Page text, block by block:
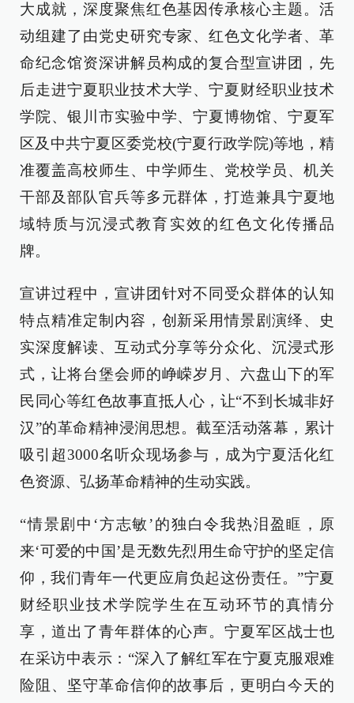
大成就，深度聚焦红色基因传承核心主题。活
动组建了由党史研究专家、红色文化学者、革
命纪念馆资深讲解员构成的复合型宣讲团，先
后走进宁夏职业技术大学、宁夏财经职业技术
学院、银川市实验中学、宁夏博物馆、宁夏军
区及中共宁夏区委党校(宁夏行政学院)等地，精
准覆盖高校师生、中学师生、党校学员、机关
干部及部队官兵等多元群体，打造兼具宁夏地
域特质与沉浸式教育实效的红色文化传播品
牌。
宣讲过程中，宣讲团针对不同受众群体的认知
特点精准定制内容，创新采用情景剧演绎、史
实深度解读、互动式分享等分众化、沉浸式形
式，让将台堡会师的峥嵘岁月、六盘山下的军
民同心等红色故事直抵人心，让“不到长城非好
汉”的革命精神浸润思想。截至活动落幕，累计
吸引超3000名听众现场参与，成为宁夏活化红
色资源、弘扬革命精神的生动实践。
“情景剧中‘方志敏’的独白令我热泪盈眶，原
来‘可爱的中国’是无数先烈用生命守护的坚定信
仰，我们青年一代更应肩负起这份责任。”宁夏
财经职业技术学院学生在互动环节的真情分
享，道出了青年群体的心声。宁夏军区战士也
在采访中表示：“深入了解红军在宁夏克服艰难
险阻、坚守革命信仰的故事后，更明白今天的